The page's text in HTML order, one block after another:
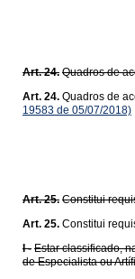
Art. 24. Quadros de
Art. 24. Quadros de
19583 de 05/07/2018)
Art. 25. Constitui
Art. 25. Constitui
I - Estar classificado,
de Especialista ou